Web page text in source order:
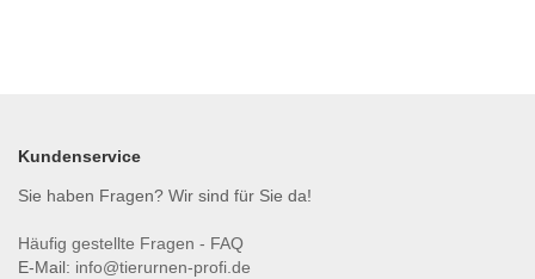
Kundenservice
Sie haben Fragen? Wir sind für Sie da!
Häufig gestellte Fragen - FAQ
E-Mail: info@tierurnen-profi.de